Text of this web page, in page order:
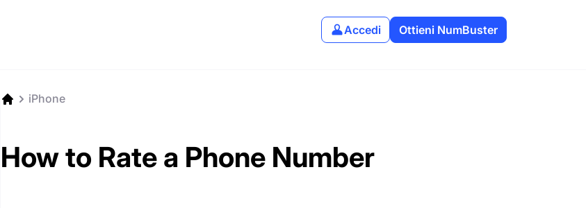
Accedi Ottieni NumBuster
iPhone
How to Rate a Phone Number